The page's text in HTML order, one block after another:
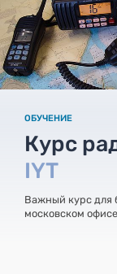
ОБУЧЕНИЕ
Курс
IYT
Важный курс для
московском